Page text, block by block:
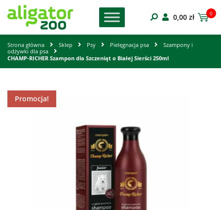
0,00 zł 0
Strona główna Sklep Psy Pielęgnacja psa
Szampony i
odżywki dla psa
CHAMP-RICHER Szampon dla Szczeniąt o Białej Sierści 250ml
Promocja!